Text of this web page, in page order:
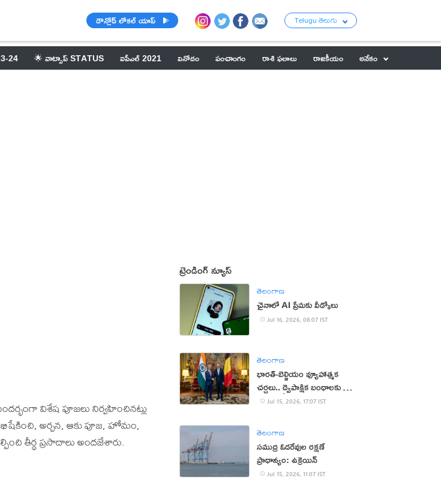
డౌన్లోడ్ లోకల్ యాప్ Telugu తెలుగు
24 🌟 వాట్సాప్ STATUS ఐపీఎల్ 2021 వినోదం పంచాంగం రాశి ఫలాలు రాజకీయం
అనేకం
విశేష పూజలు నిర్వహించినట్లు
అర్చన, ఆకు పూజ, హోమం,
తీర్థ ప్రసాదాలు అందజేశారు.
ట్రెండింగ్ న్యూస్
తెలంగాణ
చైనాలో AI ప్రేమకు వీడ్కోలు
Jul 16, 2026, 08:07 IST
తెలంగాణ
భారత్-బెల్జియం వ్యూహాత్మక
చర్చలు.. ద్వైపాక్షిక బంధాలకు కొత్త
ఊపుJul 15, 2026, 17:07 IST
తెలంగాణ
సముద్ర ఓడరేవుల రక్షణే
ప్రాధాన్యం: ఉక్రెయిన్
Jul 15, 2026, 11:07 IST